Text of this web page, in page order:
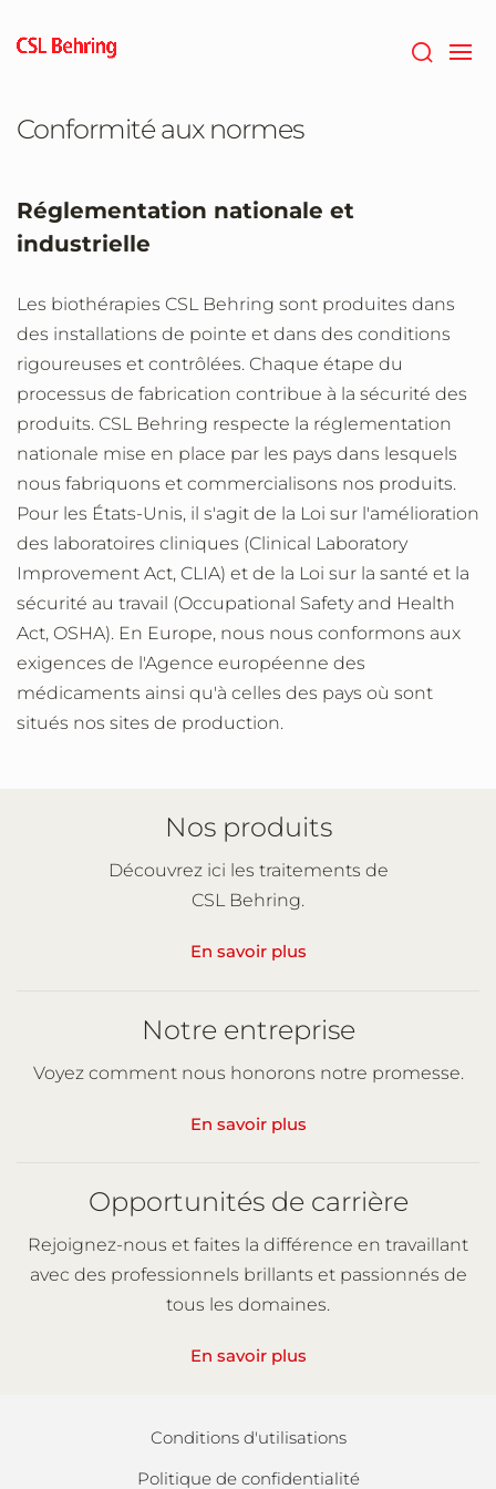
contenu
Conformité aux normes
Réglementation nationale et
industrielle
Les biothérapies CSL Behring sont produites dans
des installations de pointe et dans des conditions
rigoureuses et contrôlées. Chaque étape du
processus de fabrication contribue à la sécurité des
produits. CSL Behring respecte la réglementation
nationale mise en place par les pays dans lesquels
nous fabriquons et commercialisons nos produits.
Pour les États-Unis, il s'agit de la Loi sur l'amélioration
des laboratoires cliniques (Clinical Laboratory
Improvement Act, CLIA) et de la Loi sur la santé et la
sécurité au travail (Occupational Safety and Health
Act, OSHA). En Europe, nous nous conformons aux
exigences de l'Agence européenne des
médicaments ainsi qu'à celles des pays où sont
situés nos sites de production.
Nos produits
Découvrez ici les traitements de
CSL Behring.
En savoir plus
Notre entreprise
Voyez comment nous honorons notre promesse.
En savoir plus
Opportunités de carrière
Rejoignez-nous et faites la différence en travaillant
avec des professionnels brillants et passionnés de
tous les domaines.
En savoir plus
Conditions d'utilisations
Politique de confidentialité